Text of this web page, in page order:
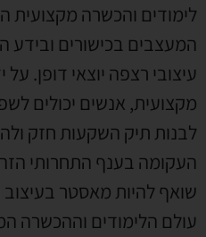
לימודים והכשרה מקצועית
המעצבים בכישורים ובידע
עיצובי רצפה יוצאי דופן.
מקצועית, אנשים יכולים
לבנות תיק השקעות חזק
העקומה בענף התחרותי
שואף להיות מאסטר
עולם הלימודים וההכשרה